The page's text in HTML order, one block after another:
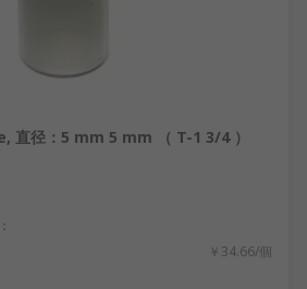
直径：5 mm 5 mm （ T-1 3/4 ）
￥34.66/個